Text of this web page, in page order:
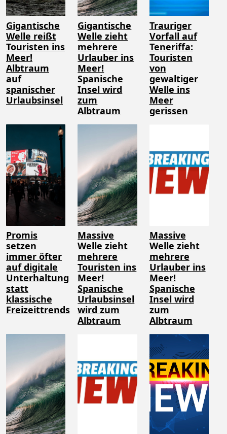
Gigantische
Welle reißt
Touristen ins
Meer!
Albtraum
auf
spanischer
Urlaubsinsel
Gigantische
Welle zieht
mehrere
Urlauber ins
Meer!
Spanische
Insel wird
zum
Albtraum
Trauriger
Vorfall auf
Teneriffa:
Touristen
von
gewaltiger
Welle ins
Meer
gerissen
Promis
setzen
immer öfter
auf digitale
Unterhaltung
statt
klassische
Freizeittrends
Massive
Welle zieht
mehrere
Touristen ins
Meer!
Spanische
Urlaubsinsel
wird zum
Albtraum
Massive
Welle zieht
mehrere
Urlauber ins
Meer!
Spanische
Insel wird
zum
Albtraum